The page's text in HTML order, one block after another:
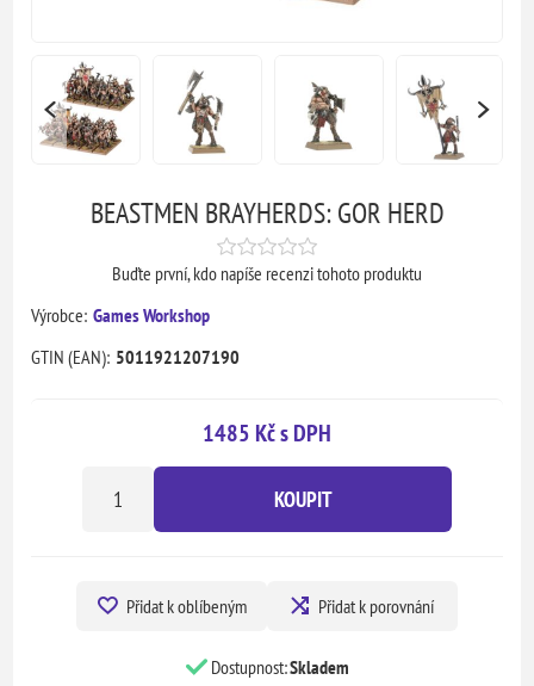
BEASTMEN BRAYHERDS: GOR HERD
Buďte první, kdo napíše recenzi tohoto produktu
Výrobce: Games Workshop
GTIN (EAN): 5011921207190
1485 Kč s DPH
KOUPIT
Přidat k oblíbeným Přidat k porovnání
Dostupnost:Skladem